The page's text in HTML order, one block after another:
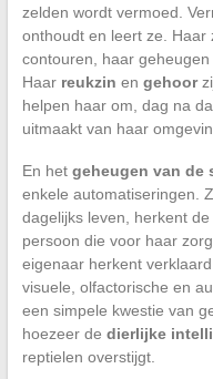
zelden wordt vermoed.
onthoudt en leert ze. Haar
contouren, haar
Haar reukzin en gehoor
helpen haar om, dag na
uitmaakt van haar
En het geheugen van de
enkele automatiseringen.
dagelijks leven, herkent
persoon die voor haar
eigenaar herkent
visuele, olfactorische en
een simpele kwestie van
hoezeer de dierlijke
reptielen overstijgt.